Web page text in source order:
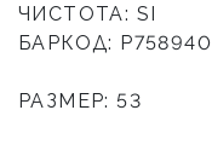
ЧИСТОТА: SI
БАРКОД: P758940
РАЗМЕР: 53